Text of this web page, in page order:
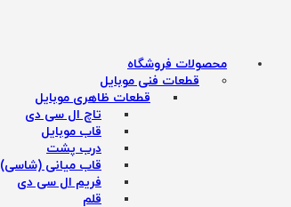
محصولات فروشگاه
قطعات فنی موبایل
قطعات ظاهری موبایل
تاچ ال سی دی
قاب موبایل
درب پشت
قاب میانی (شاسی)
فریم ال سی دی
قلم